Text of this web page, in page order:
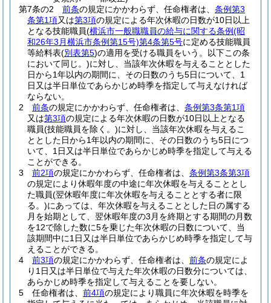
第7条の2
前条の規定にかかわらず、任命権者は、 条例第3
条第1項又は第3項の規定による年次休暇の日数が10日以上
となる技能職員(横浜市一般職職員の給与に関する条例(昭
和26年3月横浜市条例第15号)第4条第5号に定める技能職員
等給料表(別表第5)の適用を受ける職員をいう。以下この条
において同じ。)に対し、当該年次休暇を与えることとした
日から1年以内の期間に、その日数のうち5日について、1
日又は半日単位であらかじめ時季を指定して与えなければ
ならない。
2
前条の規定にかかわらず、任命権者は、 条例第3条第1項
又は第3項の規定による年次休暇の日数が10日以上となる
職員(技能職員を除く。)に対し、当該年次休暇を与えるこ
ととした日から1年以内の期間に、その日数のうち5日につ
いて、1日又は半日単位であらかじめ時季を指定して与える
ことができる。
3
前2項の規定にかかわらず、任命権者は、 条例第3条第3項
の規定により休暇年度の中途に年次休暇を与えることとし
た職員(翌休暇年度に年次休暇を与えることとする者に限
る。)にあっては、年次休暇を与えることとした日の属する
月を始期として、翌休暇年度の3月を終期とする期間の月数
を12で除した数に5を乗じた年次休暇の日数について、当
該期間中に1日又は半日単位であらかじめ時季を指定して与
えることができる。
4
前3項の規定にかかわらず、任命権者は、 前条の規定によ
り1日又は半日単位で与えた年次休暇の日数分については、
あらかじめ時季を指定して与えることを要しない。
5
任命権者は、 前4項の規定により職員に年次休暇を時季を